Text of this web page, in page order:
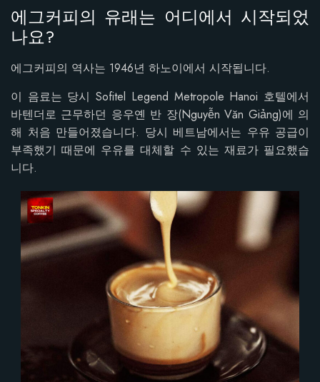
에그커피의 유래는 어디에서 시작되었
나요?
에그커피의 역사는 1946년 하노이에서 시작됩니다.
이 음료는 당시 Sofitel Legend Metropole Hanoi 호텔에서
바텐더로 근무하던 응우옌 반 장(Nguyễn Văn Giảng)에 의
해 처음 만들어졌습니다. 당시 베트남에서는 우유 공급이
부족했기 때문에 우유를 대체할 수 있는 재료가 필요했습
니다.